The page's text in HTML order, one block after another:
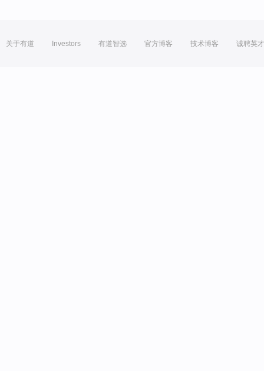
关于有道 Investors 有道智选 官方博客 技术博客 诚聘英才